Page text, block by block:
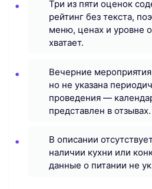
Три из пяти оценок
рейтинг без текста,
меню, ценах и уровне
хватает.
Вечерние
но не указана
проведения —
представлен в отзывах.
В описании
наличии кухни или
данные о питании не